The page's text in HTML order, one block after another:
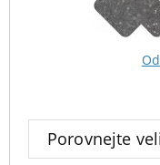
Porovnejte